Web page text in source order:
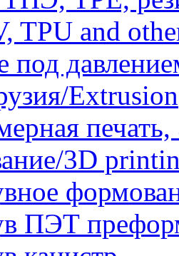
TPU and
Extrusion
3D
ПЭТ